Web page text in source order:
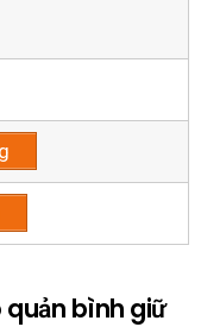
quản bình giữ